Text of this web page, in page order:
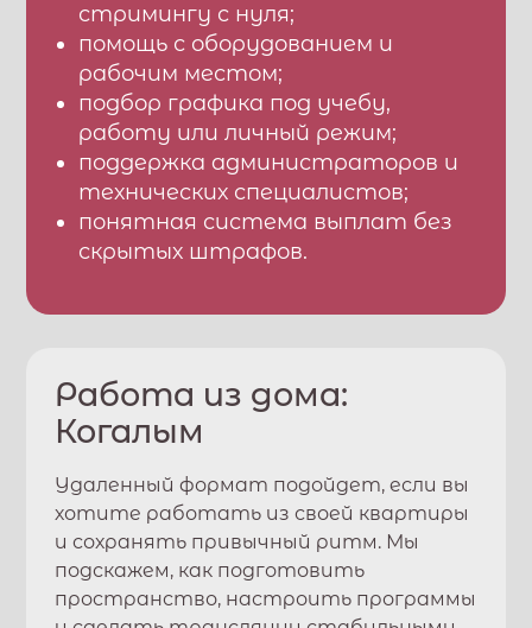
стримингу с нуля;
помощь с оборудованием и
рабочим местом;
подбор графика под учебу,
работу или личный режим;
поддержка администраторов и
технических специалистов;
понятная система выплат без
скрытых штрафов.
Работа из дома:
Когалым
Удаленный формат подойдет, если вы
хотите работать из своей квартиры
и сохранять привычный ритм. Мы
подскажем, как подготовить
пространство, настроить программы